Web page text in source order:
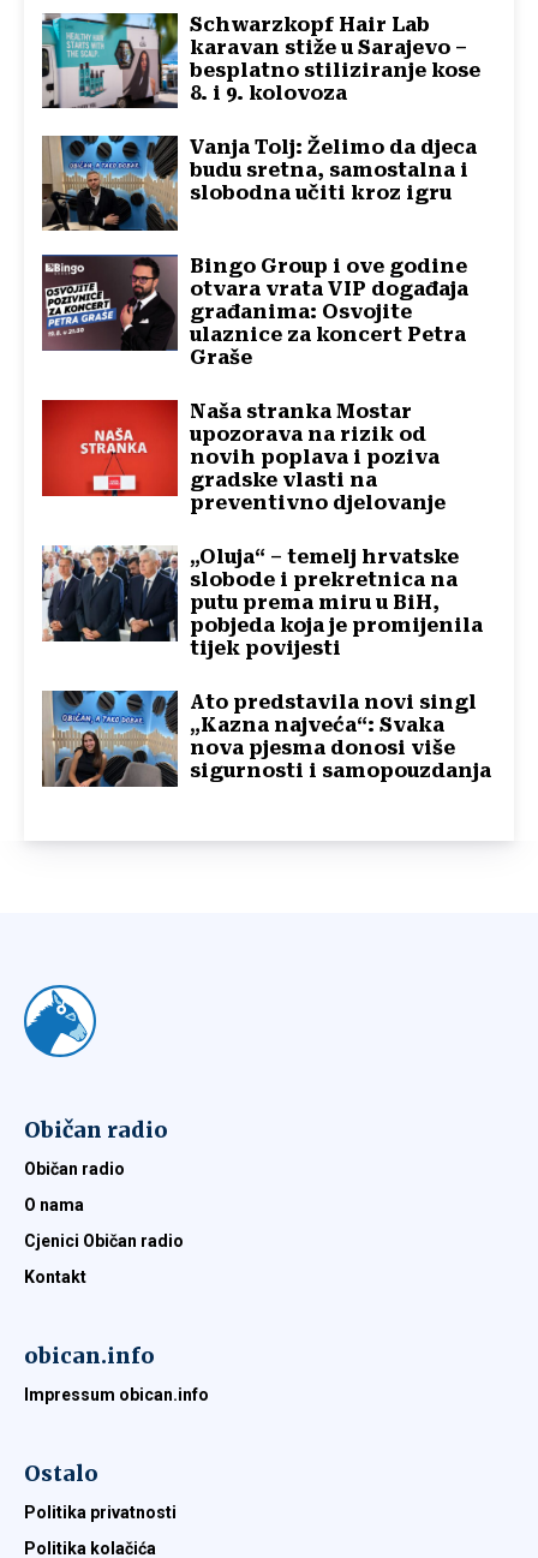
Schwarzkopf Hair Lab
karavan stiže u Sarajevo –
besplatno stiliziranje kose
8. i 9. kolovoza
Vanja Tolj: Želimo da djeca
budu sretna, samostalna i
slobodna učiti kroz igru
Bingo Group i ove godine
otvara vrata VIP događaja
građanima: Osvojite
ulaznice za koncert Petra
Graše
Naša stranka Mostar
upozorava na rizik od
novih poplava i poziva
gradske vlasti na
preventivno djelovanje
„Oluja“ – temelj hrvatske
slobode i prekretnica na
putu prema miru u BiH,
pobjeda koja je promijenila
tijek povijesti
Ato predstavila novi singl
„Kazna najveća“: Svaka
nova pjesma donosi više
sigurnosti i samopouzdanja
Običan radio
Običan radio
O nama
Cjenici Običan radio
Kontakt
obican.info
Impressum obican.info
Ostalo
Politika privatnosti
Politika kolačića